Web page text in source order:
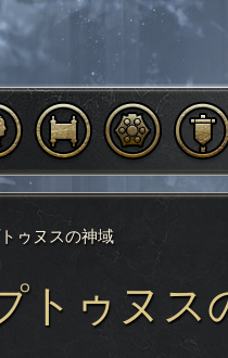
ゥヌスの神域
トゥヌス